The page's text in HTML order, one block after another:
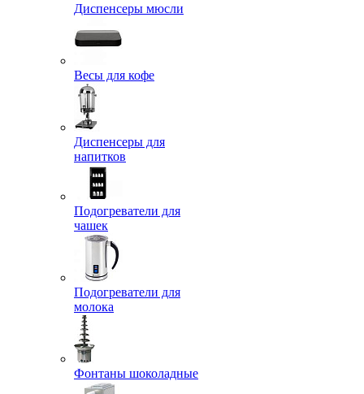
Диспенсеры мюсли
Весы для кофе
Диспенсеры для
напитков
Подогреватели для
чашек
Подогреватели для
молока
Фонтаны шоколадные